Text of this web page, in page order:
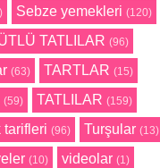
Sebze yemekleri (120)
TATLILAR (96)
(63) TARTLAR (15)
(59) TATLILAR (159)
tarifleri (96) Turşular (13)
(10) videolar (1)